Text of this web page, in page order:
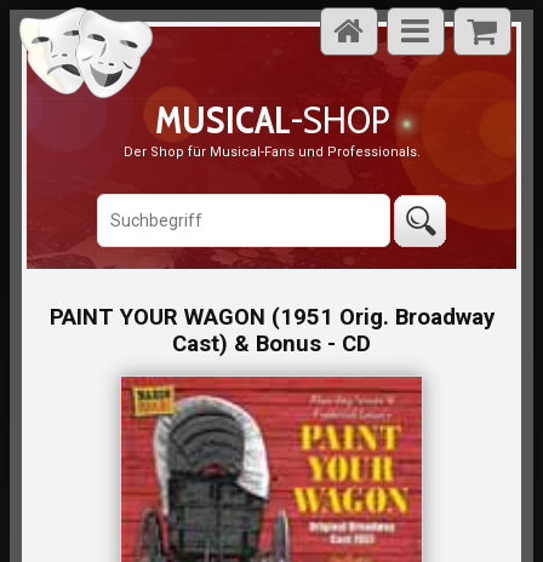
MUSICAL-SHOP
Der Shop für Musical-Fans und Professionals.
PAINT YOUR WAGON (1951 Orig. Broadway
Cast) & Bonus - CD